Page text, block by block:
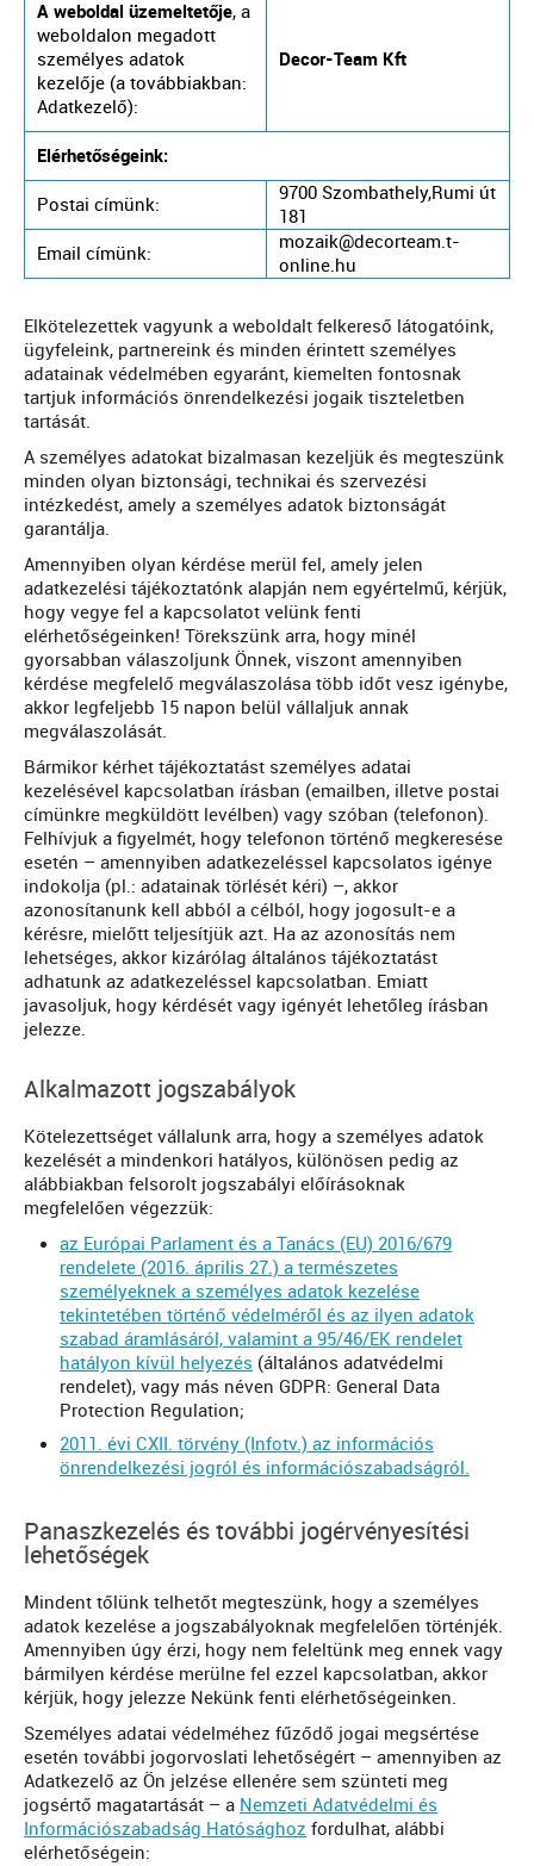
A weboldal üzemeltetője, a
weboldalon megadott
személyes adatok
kezelője (a továbbiakban:
Adatkezelő):
Decor-Team Kft
Elérhetőségeink:
Postai címünk:
9700 Szombathely,Rumi út
181
Email címünk:
mozaik@decorteam.t-
online.hu
Elkötelezettek vagyunk a weboldalt felkereső látogatóink,
ügyfeleink, partnereink és minden érintett személyes
adatainak védelmében egyaránt, kiemelten fontosnak
tartjuk információs önrendelkezési jogaik tiszteletben
tartását.
A személyes adatokat bizalmasan kezeljük és megteszünk
minden olyan biztonsági, technikai és szervezési
intézkedést, amely a személyes adatok biztonságát
garantálja.
Amennyiben olyan kérdése merül fel, amely jelen
adatkezelési tájékoztatónk alapján nem egyértelmű, kérjük,
hogy vegye fel a kapcsolatot velünk fenti
elérhetőségeinken! Törekszünk arra, hogy minél
gyorsabban válaszoljunk Önnek, viszont amennyiben
kérdése megfelelő megválaszolása több időt vesz igénybe,
akkor legfeljebb 15 napon belül vállaljuk annak
megválaszolását.
Bármikor kérhet tájékoztatást személyes adatai
kezelésével kapcsolatban írásban (emailben, illetve postai
címünkre megküldött levélben) vagy szóban (telefonon).
Felhívjuk a figyelmét, hogy telefonon történő megkeresése
esetén – amennyiben adatkezeléssel kapcsolatos igénye
indokolja (pl.: adatainak törlését kéri) –, akkor
azonosítanunk kell abból a célból, hogy jogosult-e a
kérésre, mielőtt teljesítjük azt. Ha az azonosítás nem
lehetséges, akkor kizárólag általános tájékoztatást
adhatunk az adatkezeléssel kapcsolatban. Emiatt
javasoljuk, hogy kérdését vagy igényét lehetőleg írásban
jelezze.
Alkalmazott jogszabályok
Kötelezettséget vállalunk arra, hogy a személyes adatok
kezelését a mindenkori hatályos, különösen pedig az
alábbiakban felsorolt jogszabályi előírásoknak
megfelelően végezzük:
az Európai Parlament és a Tanács (EU) 2016/679
rendelete (2016. április 27.) a természetes
személyeknek a személyes adatok kezelése
tekintetében történő védelméről és az ilyen adatok
szabad áramlásáról, valamint a 95/46/EK rendelet
hatályon kívül helyezés (általános adatvédelmi
rendelet), vagy más néven GDPR: General Data
Protection Regulation;
2011. évi CXII. törvény (Infotv.) az információs
önrendelkezési jogról és információszabadságról.
Panaszkezelés és további jogérvényesítési
lehetőségek
Mindent tőlünk telhetőt megteszünk, hogy a személyes
adatok kezelése a jogszabályoknak megfelelően történjék.
Amennyiben úgy érzi, hogy nem feleltünk meg ennek vagy
bármilyen kérdése merülne fel ezzel kapcsolatban, akkor
kérjük, hogy jelezze Nekünk fenti elérhetőségeinken.
Személyes adatai védelméhez fűződő jogai megsértése
esetén további jogorvoslati lehetőségért – amennyiben az
Adatkezelő az Ön jelzése ellenére sem szünteti meg
jogsértő magatartását – a Nemzeti Adatvédelmi és
Információszabadság Hatósághoz fordulhat, alábbi
elérhetőségein: